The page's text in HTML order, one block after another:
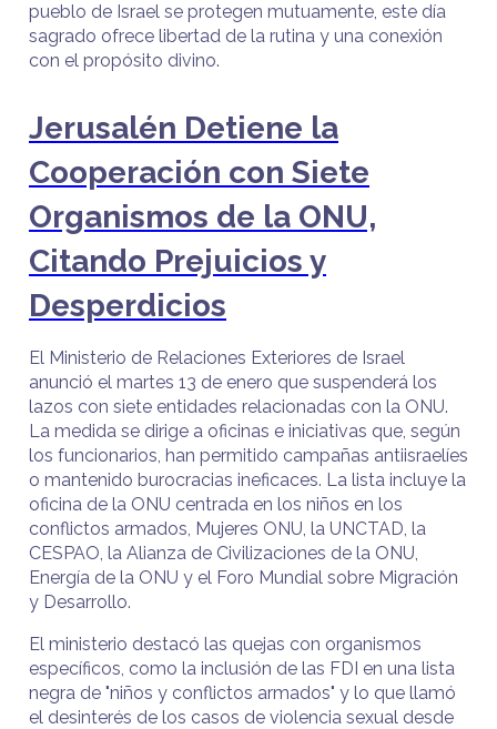
pueblo de Israel se protegen mutuamente, este día
sagrado ofrece libertad de la rutina y una conexión
con el propósito divino.
Jerusalén Detiene la
Cooperación con Siete
Organismos de la ONU,
Citando Prejuicios y
Desperdicios
El Ministerio de Relaciones Exteriores de Israel
anunció el martes 13 de enero que suspenderá los
lazos con siete entidades relacionadas con la ONU.
La medida se dirige a oficinas e iniciativas que, según
los funcionarios, han permitido campañas antiisraelíes
o mantenido burocracias ineficaces. La lista incluye la
oficina de la ONU centrada en los niños en los
conflictos armados, Mujeres ONU, la UNCTAD, la
CESPAO, la Alianza de Civilizaciones de la ONU,
Energía de la ONU y el Foro Mundial sobre Migración
y Desarrollo.
El ministerio destacó las quejas con organismos
específicos, como la inclusión de las FDI en una lista
negra de "niños y conflictos armados" y lo que llamó
el desinterés de los casos de violencia sexual desde